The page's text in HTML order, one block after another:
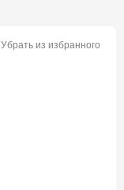
Убрать из избранного